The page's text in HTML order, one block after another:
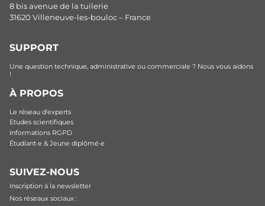
8 bis avenue de la tuilerie
31620 Villeneuve-les-bouloc – France
SUPPORT
Une question technique, administrative ou commerciale ? Nous vous aidons
!
À PROPOS
Le réseau d'experts
Etudes scientifiques
Informations RGPD
Étudiant·e & Jeune diplômé·e
SUIVEZ-NOUS
Inscription à la newsletter
Nos réseaux sociaux :